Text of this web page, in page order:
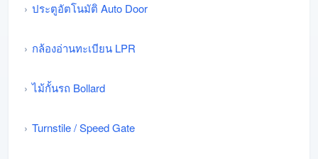
ประตูอัตโนมัติ Auto Door
กล้องอ่านทะเบียน LPR
ไม้กั้นรถ Bollard
Turnstile / Speed Gate